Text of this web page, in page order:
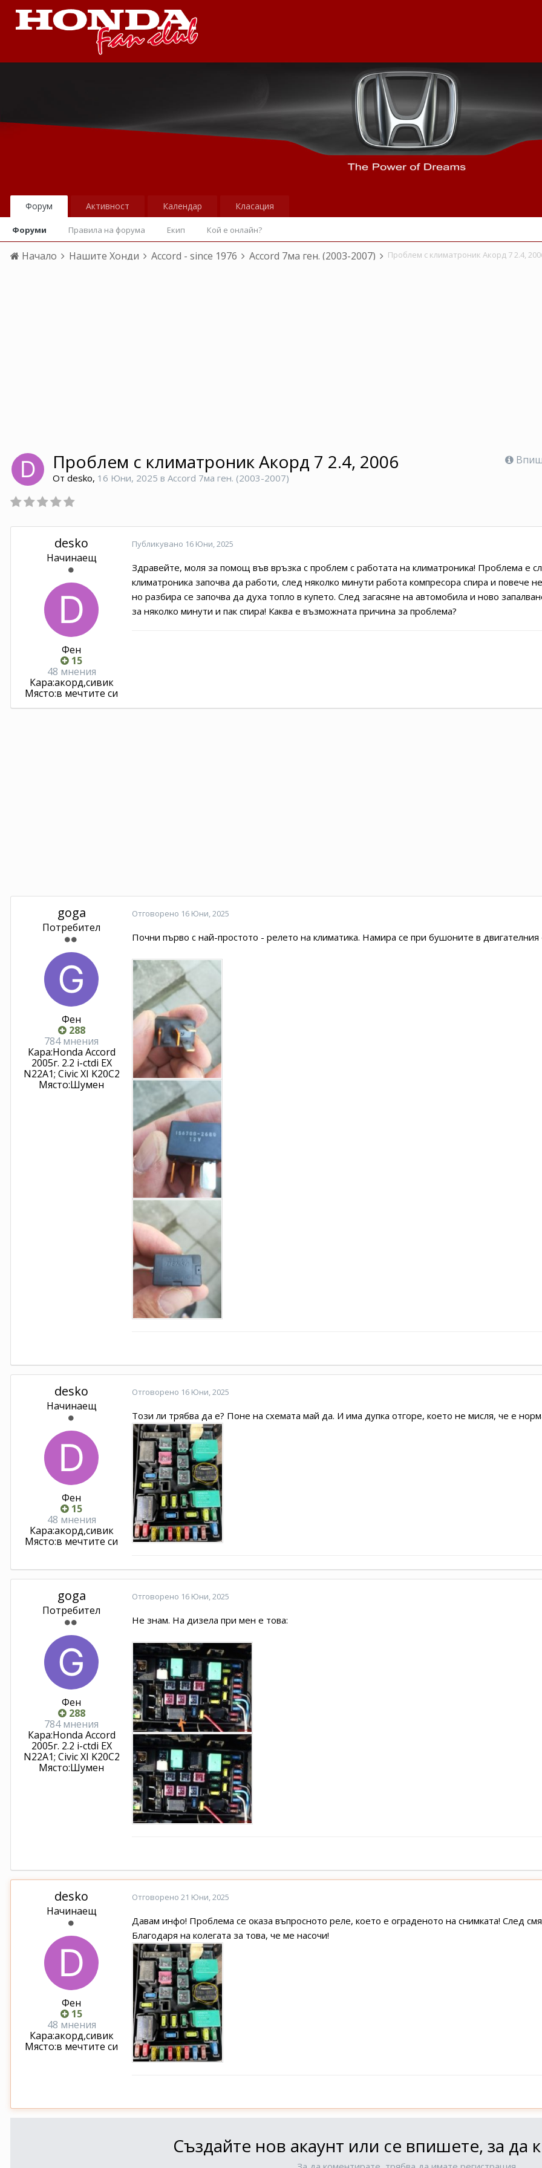
Форум
Форуми Правила на форума Екип Кой е онлайн?
Активност Календар Класация
Начало Нашите Хонди Accord - since 1976 Accord 7ма ген. (2003-2007) Проблем с климатроник Акорд 7 2.4,
Проблем с климатроник Акорд 7 2.4, 2006
От desko, 16 Юни, 2025 в Accord 7ма ген. (2003-2007)
desko
Начинаещ
Фен
15
48 мнения
Кара:акорд,сивик
Място:в мечтите си
Публикувано 16 Юни, 2025
Здравейте, моля за помощ във връзка с проблем с работата на климатроника! Проблема е
климатроника започва да работи, след няколко минути работа компресора спира и повече
но разбира се започва да духа топло в купето. След загасяне на автомобила и ново
за няколко минути и пак спира! Каква е възможната причина за проблема?
goga
Потребител
Фен
288
784 мнения
Кара:Honda Accord
2005г. 2.2 i-ctdi ЕХ
N22A1; Civic XI K20C2
Място:Шумен
Отговорено 16 Юни, 2025
Почни първо с най-простото - релето на климатика. Намира се при бушоните в двигателния
desko
Начинаещ
Фен
15
48 мнения
Кара:акорд,сивик
Място:в мечтите си
Отговорено 16 Юни, 2025
Този ли трябва да е? Поне на схемата май да. И има дупка отгоре, което не мисля, че е
goga
Потребител
Фен
288
784 мнения
Кара:Honda Accord
2005г. 2.2 i-ctdi ЕХ
N22A1; Civic XI K20C2
Място:Шумен
Отговорено 16 Юни, 2025
Не знам. На дизела при мен е това:
desko
Начинаещ
Фен
15
48 мнения
Кара:акорд,сивик
Място:в мечтите си
Отговорено 21 Юни, 2025
Давам инфо! Проблема се оказа въпросното реле, което е ограденото на снимката! След
Благодаря на колегата за това, че ме насочи!
Създайте нов акаунт или се впишете, за да